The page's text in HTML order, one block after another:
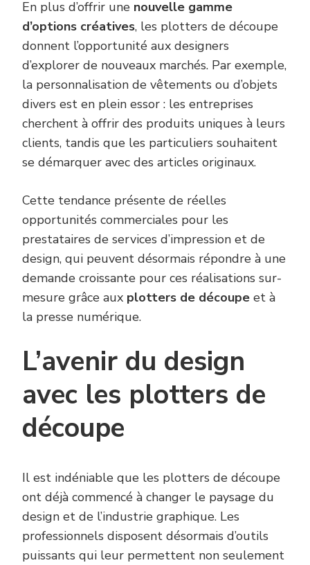
En plus d’offrir une nouvelle gamme
d’options créatives, les plotters de découpe
donnent l’opportunité aux designers
d’explorer de nouveaux marchés. Par exemple,
la personnalisation de vêtements ou d’objets
divers est en plein essor : les entreprises
cherchent à offrir des produits uniques à leurs
clients, tandis que les particuliers souhaitent
se démarquer avec des articles originaux.
Cette tendance présente de réelles
opportunités commerciales pour les
prestataires de services d’impression et de
design, qui peuvent désormais répondre à une
demande croissante pour ces réalisations sur-
mesure grâce aux plotters de découpe et à
la presse numérique.
L’avenir du design
avec les plotters de
découpe
Il est indéniable que les plotters de découpe
ont déjà commencé à changer le paysage du
design et de l’industrie graphique. Les
professionnels disposent désormais d’outils
puissants qui leur permettent non seulement